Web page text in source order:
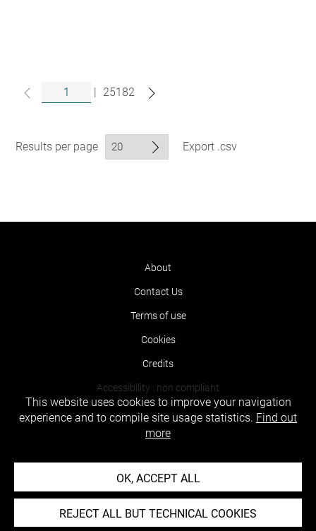
| 25182
Results per page Export .csv
About
Contact Us
Terms of use
Cookies
Credits
Accessibility : non compliant
This website uses cookies to improve your navigation
experience and to compile site usage statistics. Find out
more
OK, ACCEPT ALL
REJECT ALL BUT TECHNICAL COOKIES